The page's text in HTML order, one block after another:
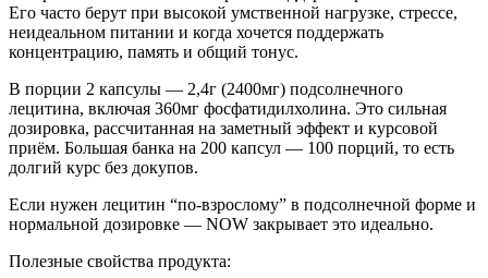
Его часто берут при высокой умственной нагрузке, стрессе,
неидеальном питании и когда хочется поддержать
концентрацию, память и общий тонус.
В порции 2 капсулы — 2,4г (2400мг) подсолнечного
лецитина, включая 360мг фосфатидилхолина. Это сильная
дозировка, рассчитанная на заметный эффект и курсовой
приём. Большая банка на 200 капсул — 100 порций, то есть
долгий курс без докупов.
Если нужен лецитин “по-взрослому” в подсолнечной форме и
нормальной дозировке — NOW закрывает это идеально.
Полезные свойства продукта: